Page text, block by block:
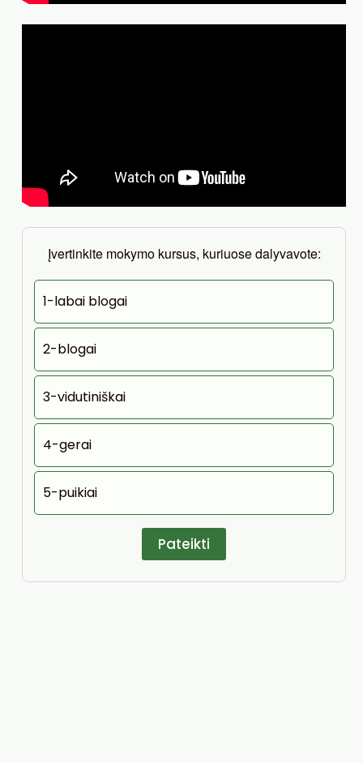
Įvertinkite mokymo kursus, kuriuose dalyvavote:
1-labai blogai
2-blogai
3-vidutiniškai
4-gerai
5-puikiai